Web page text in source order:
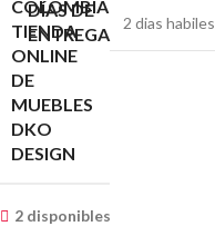
DÍAS DE
ENTREGA
2 dias habiles
2 disponibles